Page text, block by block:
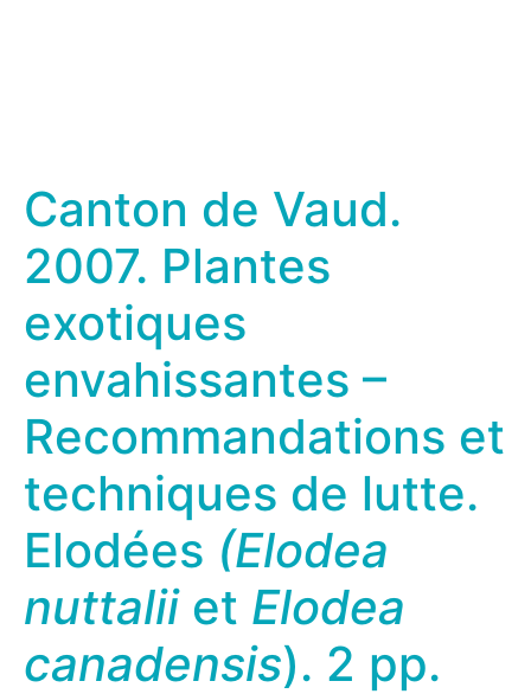
Canton de Vaud.
2007. Plantes
exotiques
envahissantes –
Recommandations et
techniques de lutte.
Elodées (Elodea
nuttaliiet Elodea
canadensis). 2 pp.